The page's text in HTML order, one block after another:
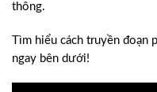
thông.
Tìm hiểu cách truyền đoạn
ngay bên dưới!